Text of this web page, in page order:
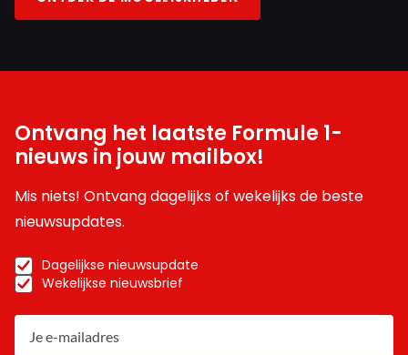
Ontvang het laatste Formule 1-
nieuws in jouw mailbox!
Mis niets! Ontvang dagelijks of wekelijks de beste
nieuwsupdates.
Dagelijkse nieuwsupdate
Wekelijkse nieuwsbrief